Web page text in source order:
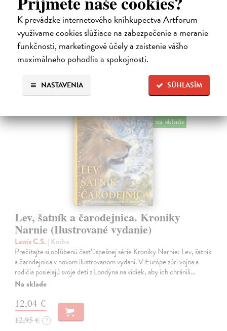
K prevádzke internetového kníhkupectva Artforum
využívame cookies slúžiace na zabezpečenie a meranie
funkčnosti, marketingové účely a zaistenie vášho
maximálneho pohodlia a spokojnosti.
SÚHLASÍM
NASTAVENIA
fascinovaní ríšou hmyzu.
Na sklade
28,03 €
28,90 € ?
na sklade
Lev, šatník a čarodejnica. Kroniky
Narnie (Ilustrované vydanie)
Lewis C.S. | Kniha
Prečítajte si obľúbenú časť úspešnej série Kroniky Narnie: Lev, šatník
a čarodejnica v novom ilustrovanom vydaní. V Európe zúri vojna a
rodičia posielajú svoje deti z Londýna na vidiek, aby ich chránili…
Na sklade
12,04 €
12,95 € ?